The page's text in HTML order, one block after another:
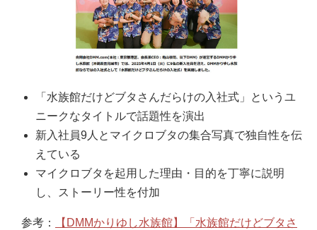
「水族館だけどブタさんだらけの入社式」というユ
ニークなタイトルで話題性を演出
新入社員9人とマイクロブタの集合写真で独自性を伝
えている
マイクロブタを起用した理由・目的を丁寧に説明
し、ストーリー性を付加
参考：
【DMMかりゆし水族館】「水族館だけどブタさ